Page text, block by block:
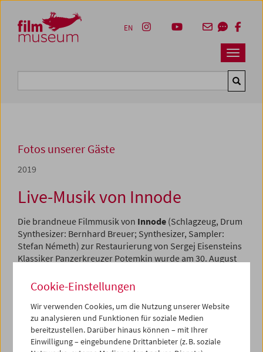
Zum Inhalt
Zum Hauptmenü
Zur Servicenavigation
Zum Suche
Navbar
EN
Fotos unserer Gäste
2019
Live-Musik von Innode
Die brandneue Filmmusik von Innode (Schlagzeug, Drum
Synthesizer: Bernhard Breuer; Synthesizer, Sampler:
Stefan Németh) zur Restaurierung von Sergej Eisensteins
Klassiker Panzerkreuzer Potemkin wurde am 30. August
Sept / Okt 2019 - Stummfilme mit Musik
Cookie-Einstellungen
Wir verwenden Cookies, um die Nutzung unserer Website
zu analysieren und Funktionen für soziale Medien
bereitzustellen. Darüber hinaus können – mit Ihrer
Einwilligung – eingebundene Drittanbieter (z. B. soziale